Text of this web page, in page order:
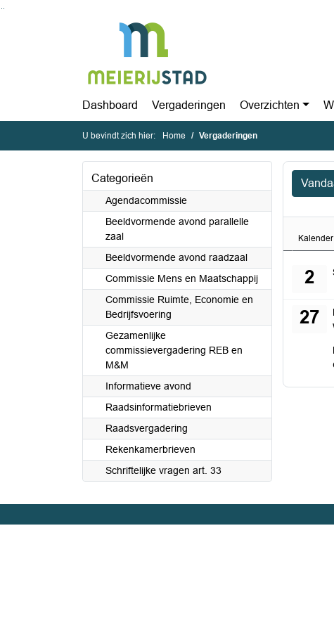
Dashboard Vergaderingen Overzichten
U bevindt zich hier: Home Vergaderingen
Categorieën
Agendacommissie
Beeldvormende avond parallelle
zaal
Beeldvormende avond raadzaal
Commissie Mens en Maatschappij
Commissie Ruimte, Economie en
Bedrijfsvoering
Gezamenlijke
commissievergadering REB en
M&M
Informatieve avond
Raadsinformatiebrieven
Raadsvergadering
Rekenkamerbrieven
Schriftelijke vragen art. 33
Kalender
2
27